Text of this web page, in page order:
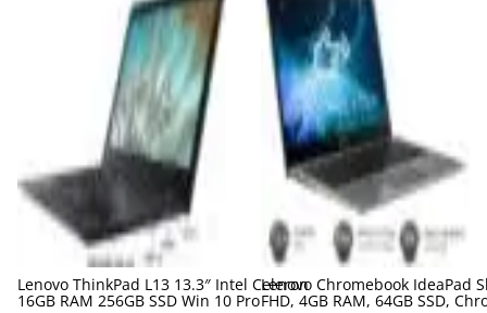
Lenovo ThinkPad L13 13.3″ Intel Celeron
16GB RAM 256GB SSD Win 10 Pro
Lenovo Chromebook IdeaPad
FHD, 4GB RAM, 64GB SSD,